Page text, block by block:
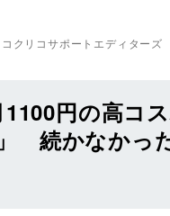
コクリコサポートエディターズ
円の高コ
続かなかっ